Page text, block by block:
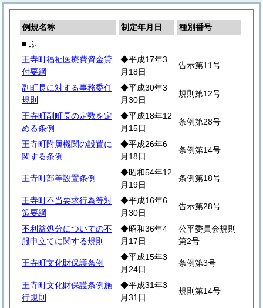
例規名称 制定年月日
種別番号
■ ふ
王寺町福祉医療費資金貸
付要綱
◆平成17年3
月18日
告示第11号
副町長に対する事務委任
規則
◆平成30年3
月30日
規則第12号
王寺町副町長の定数を定
める条例
◆平成18年12
月15日
条例第28号
王寺町附属機関の設置に
関する条例
◆平成26年6
月18日
条例第14号
王寺町部等設置条例
◆昭和54年12
月19日
条例第18号
王寺町不当要求行為等対
策要綱
◆平成16年6
月30日
告示第28号
不利益処分についての不
服申立てに関する規則
◆昭和36年4
月17日
公平委員会規則
第2号
王寺町文化財保護条例
◆平成15年3
月24日
条例第3号
王寺町文化財保護条例施
行規則
◆平成31年3
月31日
規則第14号